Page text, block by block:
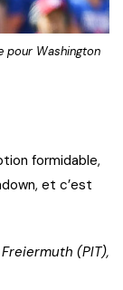
pour Washington
formidable,
et c’est
(PIT),